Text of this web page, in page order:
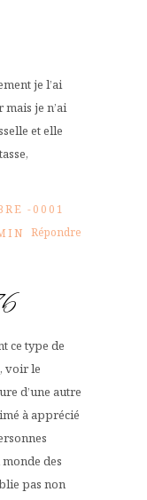
je l’ai
je n’ai
et elle
-0001
Répondre
ce type de
voir le
d’une autre
à apprécié
des
pas non